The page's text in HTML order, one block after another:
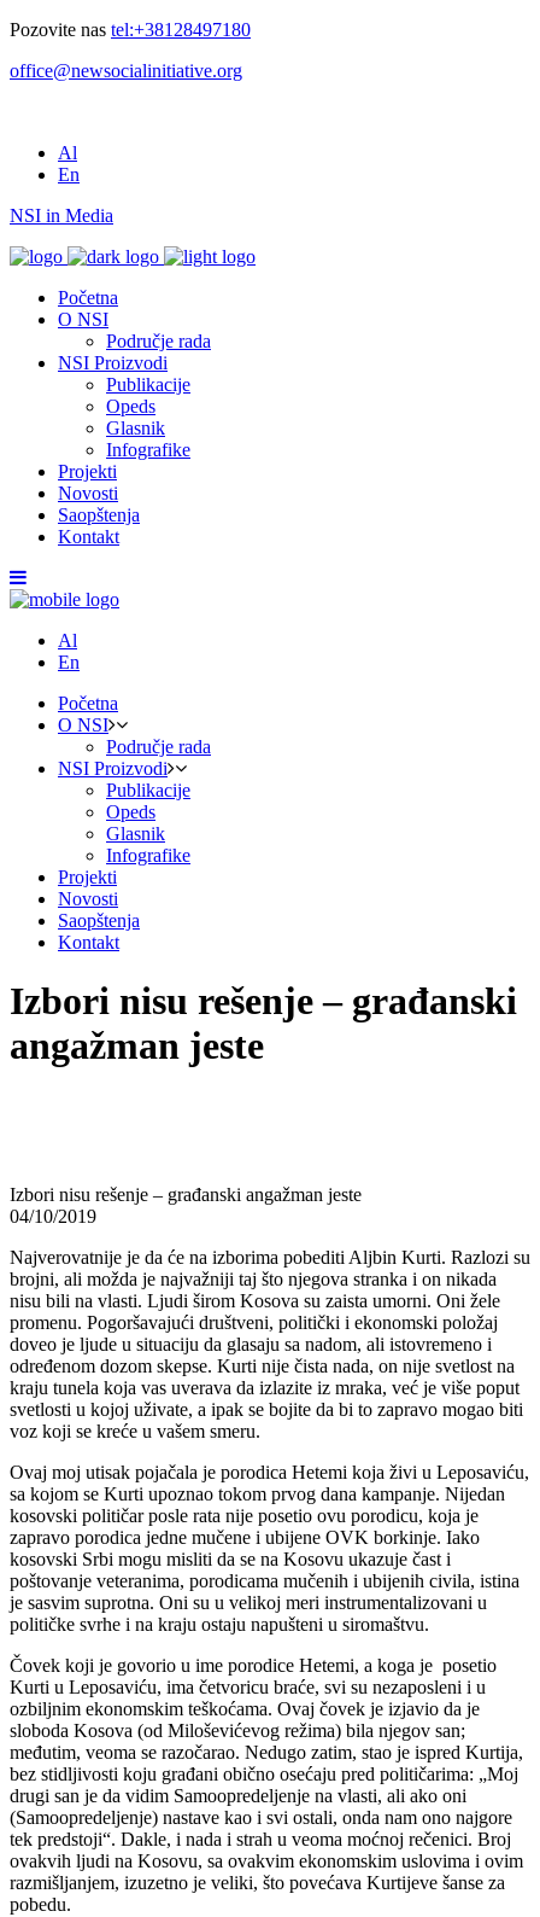
Pozovite nas tel:+38128497180
office@newsocialinitiative.org
Al
En
NSI in Media
Početna
O NSI
Područje rada
NSI Proizvodi
Publikacije
Opeds
Glasnik
Infografike
Projekti
Novosti
Saopštenja
Kontakt
Al
En
Početna
O NSI
Područje rada
NSI Proizvodi
Publikacije
Opeds
Glasnik
Infografike
Projekti
Novosti
Saopštenja
Kontakt
Izbori nisu rešenje – građanski
angažman jeste
Izbori nisu rešenje – građanski angažman jeste
04/10/2019
Najverovatnije je da će na izborima pobediti Aljbin Kurti. Razlozi su
brojni, ali možda je najvažniji taj što njegova stranka i on nikada
nisu bili na vlasti. Ljudi širom Kosova su zaista umorni. Oni žele
promenu. Pogoršavajući društveni, politički i ekonomski položaj
doveo je ljude u situaciju da glasaju sa nadom, ali istovremeno i
određenom dozom skepse. Kurti nije čista nada, on nije svetlost na
kraju tunela koja vas uverava da izlazite iz mraka, već je više poput
svetlosti u kojoj uživate, a ipak se bojite da bi to zapravo mogao biti
voz koji se kreće u vašem smeru.
Ovaj moj utisak pojačala je porodica Hetemi koja živi u Leposaviću,
sa kojom se Kurti upoznao tokom prvog dana kampanje. Nijedan
kosovski političar posle rata nije posetio ovu porodicu, koja je
zapravo porodica jedne mučene i ubijene OVK borkinje. Iako
kosovski Srbi mogu misliti da se na Kosovu ukazuje čast i
poštovanje veteranima, porodicama mučenih i ubijenih civila, istina
je sasvim suprotna. Oni su u velikoj meri instrumentalizovani u
političke svrhe i na kraju ostaju napušteni u siromaštvu.
Čovek koji je govorio u ime porodice Hetemi, a koga je posetio
Kurti u Leposaviću, ima četvoricu braće, svi su nezaposleni i u
ozbiljnim ekonomskim teškoćama. Ovaj čovek je izjavio da je
sloboda Kosova (od Miloševićevog režima) bila njegov san;
međutim, veoma se razočarao. Nedugo zatim, stao je ispred Kurtija,
bez stidljivosti koju građani obično osećaju pred političarima: „Moj
drugi san je da vidim Samoopredeljenje na vlasti, ali ako oni
(Samoopredeljenje) nastave kao i svi ostali, onda nam ono najgore
tek predstoji“. Dakle, i nada i strah u veoma moćnoj rečenici. Broj
ovakvih ljudi na Kosovu, sa ovakvim ekonomskim uslovima i ovim
razmišljanjem, izuzetno je veliki, što povećava Kurtijeve šanse za
pobedu.